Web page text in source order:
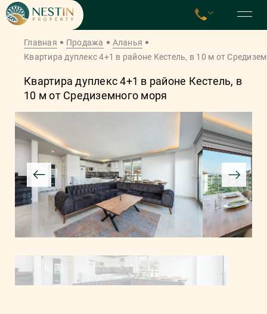
Главная Продажа
Аланья
Квартира дуплекс 4+1 в районе Кестель, в 10 м от
Квартира дуплекс 4+1 в районе Кестель, в
10 м от Средиземного моря